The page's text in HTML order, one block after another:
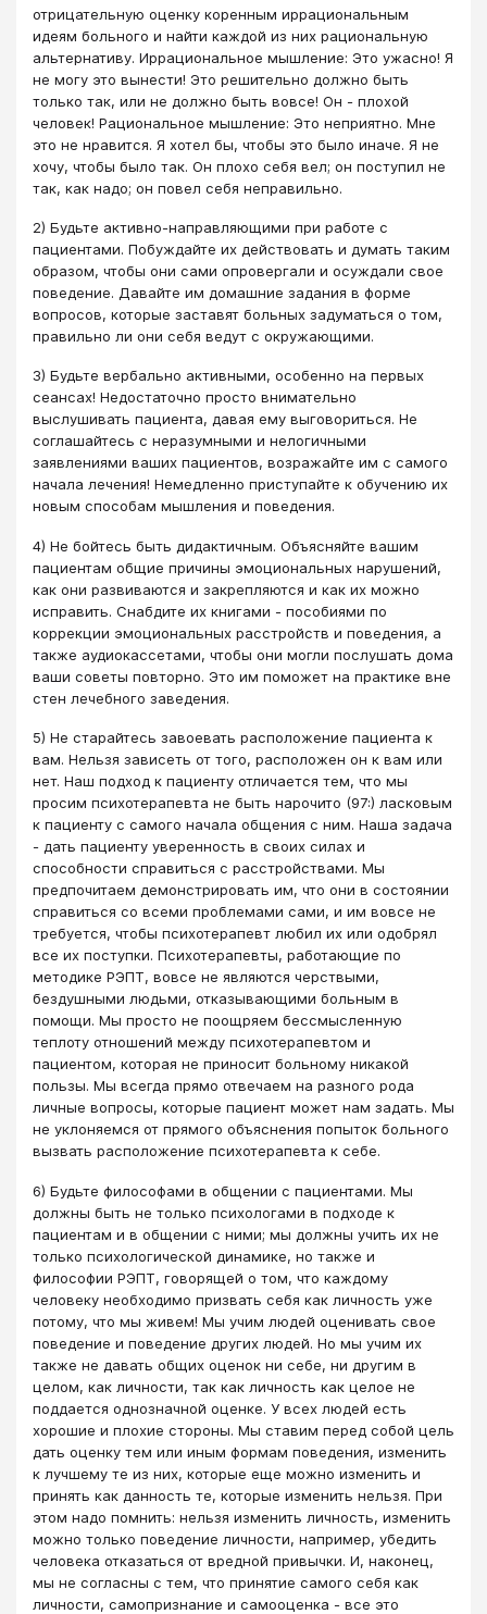
отрицательную оценку коренным иррациональным
идеям больного и найти каждой из них рациональную
альтернативу. Иррациональное мышление: Это ужасно! Я
не могу это вынести! Это решительно должно быть
только так, или не должно быть вовсе! Он - плохой
человек! Рациональное мышление: Это неприятно. Мне
это не нравится. Я хотел бы, чтобы это было иначе. Я не
хочу, чтобы было так. Он плохо себя вел; он поступил не
так, как надо; он повел себя неправильно.
2) Будьте активно-направляющими при работе с
пациентами. Побуждайте их действовать и думать таким
образом, чтобы они сами опровергали и осуждали свое
поведение. Давайте им домашние задания в форме
вопросов, которые заставят больных задуматься о том,
правильно ли они себя ведут с окружающими.
3) Будьте вербально активными, особенно на первых
сеансах! Недостаточно просто внимательно
выслушивать пациента, давая ему выговориться. Не
соглашайтесь с неразумными и нелогичными
заявлениями ваших пациентов, возражайте им с самого
начала лечения! Немедленно приступайте к обучению их
новым способам мышления и поведения.
4) Не бойтесь быть дидактичным. Объясняйте вашим
пациентам общие причины эмоциональных нарушений,
как они развиваются и закрепляются и как их можно
исправить. Снабдите их книгами - пособиями по
коррекции эмоциональных расстройств и поведения, а
также аудиокассетами, чтобы они могли послушать дома
ваши советы повторно. Это им поможет на практике вне
стен лечебного заведения.
5) Не старайтесь завоевать расположение пациента к
вам. Нельзя зависеть от того, расположен он к вам или
нет. Наш подход к пациенту отличается тем, что мы
просим психотерапевта не быть нарочито (97:) ласковым
к пациенту с самого начала общения с ним. Наша задача
- дать пациенту уверенность в своих силах и
способности справиться с расстройствами. Мы
предпочитаем демонстрировать им, что они в состоянии
справиться со всеми проблемами сами, и им вовсе не
требуется, чтобы психотерапевт любил их или одобрял
все их поступки. Психотерапевты, работающие по
методике РЭПТ, вовсе не являются черствыми,
бездушными людьми, отказывающими больным в
помощи. Мы просто не поощряем бессмысленную
теплоту отношений между психотерапевтом и
пациентом, которая не приносит больному никакой
пользы. Мы всегда прямо отвечаем на разного рода
личные вопросы, которые пациент может нам задать. Мы
не уклоняемся от прямого объяснения попыток больного
вызвать расположение психотерапевта к себе.
6) Будьте философами в общении с пациентами. Мы
должны быть не только психологами в подходе к
пациентам и в общении с ними; мы должны учить их не
только психологической динамике, но также и
философии РЭПТ, говорящей о том, что каждому
человеку необходимо призвать себя как личность уже
потому, что мы живем! Мы учим людей оценивать свое
поведение и поведение других людей. Но мы учим их
также не давать общих оценок ни себе, ни другим в
целом, как личности, так как личность как целое не
поддается однозначной оценке. У всех людей есть
хорошие и плохие стороны. Мы ставим перед собой цель
дать оценку тем или иным формам поведения, изменить
к лучшему те из них, которые еще можно изменить и
принять как данность те, которые изменить нельзя. При
этом надо помнить: нельзя изменить личность, изменить
можно только поведение личности, например, убедить
человека отказаться от вредной привычки. И, наконец,
мы не согласны с тем, что принятие самого себя как
личности, самопризнание и самооценка - все это